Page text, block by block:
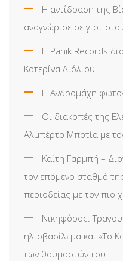
Η αντίδραση της
αναγνώρισε σε γιοτ
Η Panik Records
Κατερίνα Λιόλιου
Η Ανδρομάχη
Οι διακοπές της
Αλμπέρτο Μποτία με
Καίτη Γαρμπή –
τον επόμενο σταθμό
περιοδείας με τον πιο
Νικηφόρος:
ηλιοβασίλεμα και «Το
των θαυμαστών του